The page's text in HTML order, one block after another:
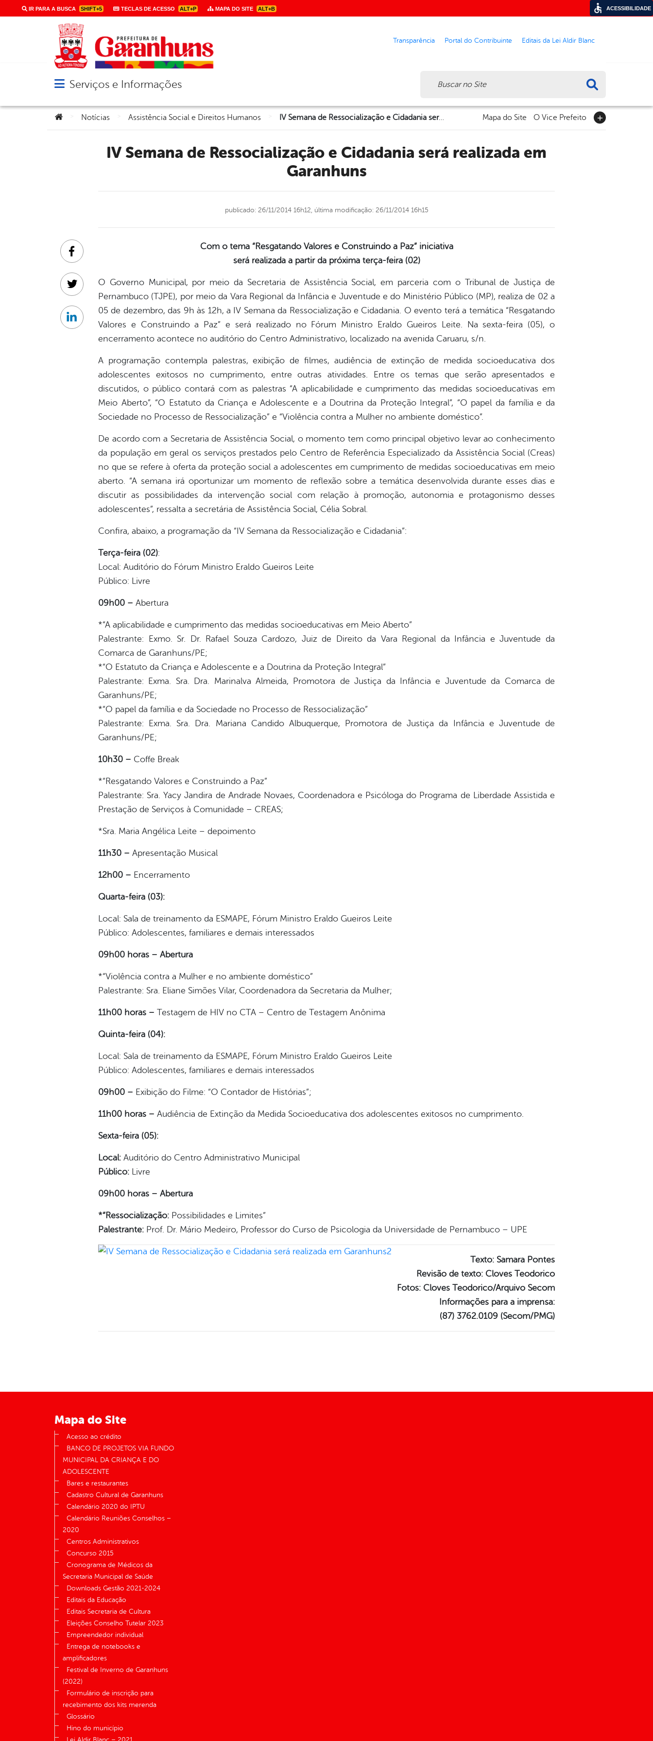
IR PARA A BUSCA SHIFT+5 TECLAS DE ACESSO ALT+P MAPA DO SITE ALT+B
Transparência Portal do Contribuinte Editais da Lei Aldir Blanc
Abrir menu principal de navegação
Serviços e Informações
Você está aqui:
Notícias Assistência Social e Direitos Humanos IV Semana de Ressocialização e Cidadania será realizada em Garanhuns Mapa do Site O Vice Prefeito
IV Semana de Ressocialização e Cidadania será realizada em
Garanhuns
publicado: 26/11/2014 16h12, última modificação: 26/11/2014 16h15
Com o tema “Resgatando Valores e Construindo a Paz” iniciativa
será realizada a partir da próxima terça-feira (02)
O Governo Municipal, por meio da Secretaria de Assistência Social, em parceria com o Tribunal de Justiça de
Pernambuco (TJPE), por meio da Vara Regional da Infância e Juventude e do Ministério Público (MP), realiza de 02 a
05 de dezembro, das 9h às 12h, a IV Semana da Ressocialização e Cidadania. O evento terá a temática “Resgatando
Valores e Construindo a Paz” e será realizado no Fórum Ministro Eraldo Gueiros Leite. Na sexta-feira (05), o
encerramento acontece no auditório do Centro Administrativo, localizado na avenida Caruaru, s/n.
A programação contempla palestras, exibição de filmes, audiência de extinção de medida socioeducativa dos
adolescentes exitosos no cumprimento, entre outras atividades. Entre os temas que serão apresentados e
discutidos, o público contará com as palestras “A aplicabilidade e cumprimento das medidas socioeducativas em
Meio Aberto”, “O Estatuto da Criança e Adolescente e a Doutrina da Proteção Integral”, “O papel da família e da
Sociedade no Processo de Ressocialização” e “Violência contra a Mulher no ambiente doméstico”.
De acordo com a Secretaria de Assistência Social, o momento tem como principal objetivo levar ao conhecimento
da população em geral os serviços prestados pelo Centro de Referência Especializado da Assistência Social (Creas)
no que se refere à oferta da proteção social a adolescentes em cumprimento de medidas socioeducativas em meio
aberto. “A semana irá oportunizar um momento de reflexão sobre a temática desenvolvida durante esses dias e
discutir as possibilidades da intervenção social com relação à promoção, autonomia e protagonismo desses
adolescentes”, ressalta a secretária de Assistência Social, Célia Sobral.
Confira, abaixo, a programação da “IV Semana da Ressocialização e Cidadania”:
Terça-feira (02):
Local: Auditório do Fórum Ministro Eraldo Gueiros Leite
Público: Livre
09h00 – Abertura
*“A aplicabilidade e cumprimento das medidas socioeducativas em Meio Aberto”
Palestrante: Exmo. Sr. Dr. Rafael Souza Cardozo, Juiz de Direito da Vara Regional da Infância e Juventude da
Comarca de Garanhuns/PE;
*“O Estatuto da Criança e Adolescente e a Doutrina da Proteção Integral”
Palestrante: Exma. Sra. Dra. Marinalva Almeida, Promotora de Justiça da Infância e Juventude da Comarca de
Garanhuns/PE;
*“O papel da família e da Sociedade no Processo de Ressocialização”
Palestrante: Exma. Sra. Dra. Mariana Candido Albuquerque, Promotora de Justiça da Infância e Juventude de
Garanhuns/PE;
10h30 – Coffe Break
*“Resgatando Valores e Construindo a Paz”
Palestrante: Sra. Yacy Jandira de Andrade Novaes, Coordenadora e Psicóloga do Programa de Liberdade Assistida e
Prestação de Serviços à Comunidade – CREAS;
*Sra. Maria Angélica Leite – depoimento
11h30 – Apresentação Musical
12h00 – Encerramento
Quarta-feira (03):
Local: Sala de treinamento da ESMAPE, Fórum Ministro Eraldo Gueiros Leite
Público: Adolescentes, familiares e demais interessados
09h00 horas – Abertura
*“Violência contra a Mulher e no ambiente doméstico”
Palestrante: Sra. Eliane Simões Vilar, Coordenadora da Secretaria da Mulher;
11h00 horas – Testagem de HIV no CTA – Centro de Testagem Anônima
Quinta-feira (04):
Local: Sala de treinamento da ESMAPE, Fórum Ministro Eraldo Gueiros Leite
Público: Adolescentes, familiares e demais interessados
09h00 – Exibição do Filme: “O Contador de Histórias”;
11h00 horas – Audiência de Extinção da Medida Socioeducativa dos adolescentes exitosos no cumprimento.
Sexta-feira (05):
Local: Auditório do Centro Administrativo Municipal
Público: Livre
09h00 horas – Abertura
*“Ressocialização: Possibilidades e Limites”
Palestrante: Prof. Dr. Mário Medeiro, Professor do Curso de Psicologia da Universidade de Pernambuco – UPE
Texto: Samara Pontes
Revisão de texto: Cloves Teodorico
Fotos: Cloves Teodorico/Arquivo Secom
Informações para a imprensa:
(87) 3762.0109 (Secom/PMG)
Facebook
Twitter
Linkedin
Mapa do Site
Acesso ao crédito
BANCO DE PROJETOS VIA FUNDO
MUNICIPAL DA CRIANÇA E DO
ADOLESCENTE
Bares e restaurantes
Cadastro Cultural de Garanhuns
Calendário 2020 do IPTU
Calendário Reuniões Conselhos –
2020
Centros Administrativos
Concurso 2015
Cronograma de Médicos da
Secretaria Municipal de Saúde
Downloads Gestão 2021-2024
Editais da Educação
Editais Secretaria de Cultura
Eleições Conselho Tutelar 2023
Empreendedor individual
Entrega de notebooks e
amplificadores
Festival de Inverno de Garanhuns
(2022)
Formulário de inscrição para
recebimento dos kits merenda
Glossário
Hino do município
ACESSIBILIDADE